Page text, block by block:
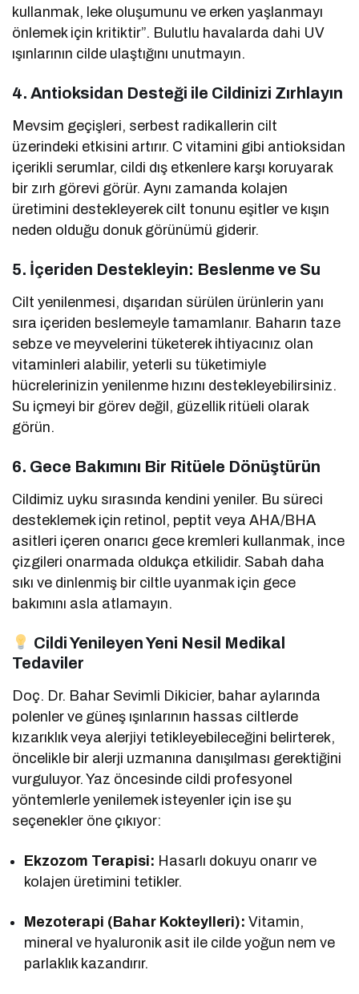
kullanmak, leke oluşumunu ve erken yaşlanmayı
önlemek için kritiktir”. Bulutlu havalarda dahi UV
ışınlarının cilde ulaştığını unutmayın.
4. Antioksidan Desteği ile Cildinizi Zırhlayın
Mevsim geçişleri, serbest radikallerin cilt
üzerindeki etkisini artırır. C vitamini gibi antioksidan
içerikli serumlar, cildi dış etkenlere karşı koruyarak
bir zırh görevi görür. Aynı zamanda kolajen
üretimini destekleyerek cilt tonunu eşitler ve kışın
neden olduğu donuk görünümü giderir.
5. İçeriden Destekleyin: Beslenme ve Su
Cilt yenilenmesi, dışarıdan sürülen ürünlerin yanı
sıra içeriden beslemeyle tamamlanır. Baharın taze
sebze ve meyvelerini tüketerek ihtiyacınız olan
vitaminleri alabilir, yeterli su tüketimiyle
hücrelerinizin yenilenme hızını destekleyebilirsiniz.
Su içmeyi bir görev değil, güzellik ritüeli olarak
görün.
6. Gece Bakımını Bir Ritüele Dönüştürün
Cildimiz uyku sırasında kendini yeniler. Bu süreci
desteklemek için retinol, peptit veya AHA/BHA
asitleri içeren onarıcı gece kremleri kullanmak, ince
çizgileri onarmada oldukça etkilidir. Sabah daha
sıkı ve dinlenmiş bir ciltle uyanmak için gece
bakımını asla atlamayın.
Cildi Yenileyen Yeni Nesil Medikal
Tedaviler
Doç. Dr. Bahar Sevimli Dikicier, bahar aylarında
polenler ve güneş ışınlarının hassas ciltlerde
kızarıklık veya alerjiyi tetikleyebileceğini belirterek,
öncelikle bir alerji uzmanına danışılması gerektiğini
vurguluyor. Yaz öncesinde cildi profesyonel
yöntemlerle yenilemek isteyenler için ise şu
seçenekler öne çıkıyor:
Ekzozom Terapisi: Hasarlı dokuyu onarır ve
kolajen üretimini tetikler.
Mezoterapi (Bahar Kokteylleri): Vitamin,
mineral ve hyaluronik asit ile cilde yoğun nem ve
parlaklık kazandırır.